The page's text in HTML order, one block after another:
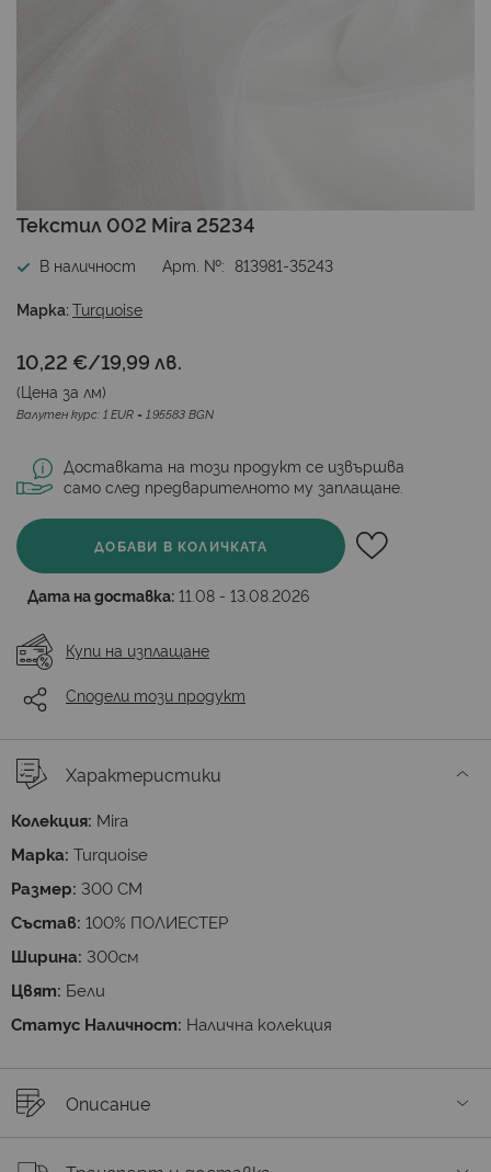
Преминете
началото
галерия
снимки
Текстил 002 Mira 25234
В наличност Арт. № 813981-35243
Марка:Turquoise
10,22 €/19,99 лв.
(Цена за лм)
Валутен курс: 1 EUR = 1.95583 BGN
Доставката на този продукт се извършва
само след предварителното му заплащане.
ДОБАВИ В КОЛИЧКАТА
Дата на доставка: 11.08 - 13.08.2026
Купи на изплащане
Сподели този продукт
Характеристики
Колекция: Mira
Марка: Turquoise
Размер: 300 СМ
Състав: 100% ПОЛИЕСТЕР
Ширина: 300см
Цвят: Бели
Статус Наличност: Налична колекция
Описание